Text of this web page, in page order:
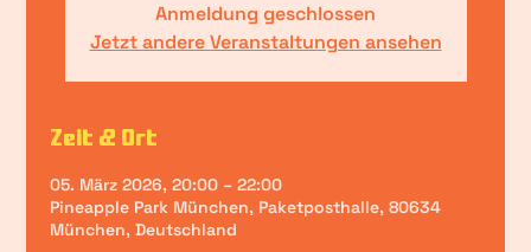
Anmeldung geschlossen
Jetzt andere Veranstaltungen ansehen
Zeit & Ort
05. März 2026, 20:00 – 22:00
Pineapple Park München, Paketposthalle, 80634
München, Deutschland